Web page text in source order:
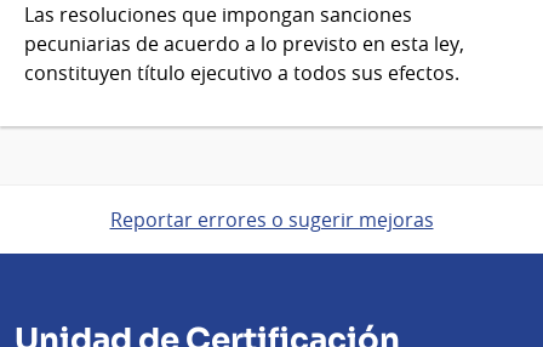
Las resoluciones que impongan sanciones
pecuniarias de acuerdo a lo previsto en esta ley,
constituyen título ejecutivo a todos sus efectos.
Reportar errores o sugerir mejoras